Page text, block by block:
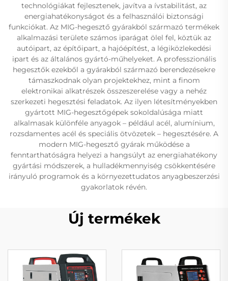
technológiákat fejlesztenek, javítva a ívstabilitást, az
energiahatékonyságot és a felhasználói biztonsági
funkciókat. Az MIG-hegesztő gyárakból származó termékek
alkalmazási területe számos iparágat ölel fel, köztük az
autóipart, az építőipart, a hajóépítést, a légiközlekedési
ipart és az általános gyártó-műhelyeket. A professzionális
hegesztők ezekből a gyárakból származó berendezésekre
támaszkodnak olyan projektekhez, mint a finom
elektronikai alkatrészek összeszerelése vagy a nehéz
szerkezeti hegesztési feladatok. Az ilyen létesítményekben
gyártott MIG-hegesztőgépek sokoldalúsága miatt
alkalmasak különféle anyagok – például acél, alumínium,
rozsdamentes acél és speciális ötvözetek – hegesztésére. A
modern MIG-hegesztő gyárak működése a
fenntarthatóságra helyezi a hangsúlyt az energiahatékony
gyártási módszerek, a hulladékmennyiség csökkentésére
irányuló programok és a környezettudatos anyagbeszerzési
gyakorlatok révén.
Új termékek